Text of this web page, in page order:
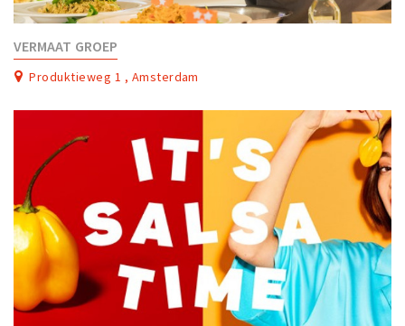
VERMAAT GROEP
Produktieweg 1 , Amsterdam